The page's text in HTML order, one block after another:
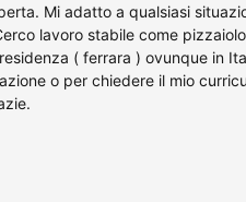
Mi adatto a qualsiasi
lavoro stabile come
( ferrara ) ovunque in
o per chiedere il mio